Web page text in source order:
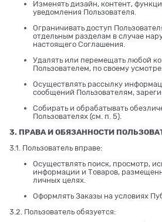
Изменять дизайн, контент,
уведомления Пользователя.
Ограничивать доступ
отдельным разделам в случае
настоящего Соглашения.
Удалять или перемещать любой
Пользователем, по своему
Осуществлять рассылку
сообщений Пользователям,
Собирать и обрабатывать
Пользователях (см. п. 5).
3. ПРАВА И ОБЯЗАННОСТИ
3.1. Пользователь вправе:
Осуществлять поиск, просмотр,
информации и Товаров,
личных целях.
Оформлять Заказы на условиях
3.2. Пользователь обязуется: